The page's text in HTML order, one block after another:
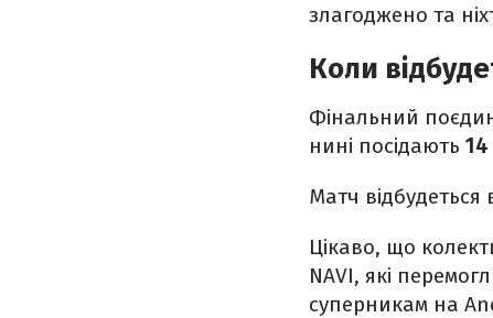
злагоджено та
Коли
Фінальний
нині посідають 14
Матч відбудеться
Цікаво, що
NAVI, які
суперникам на